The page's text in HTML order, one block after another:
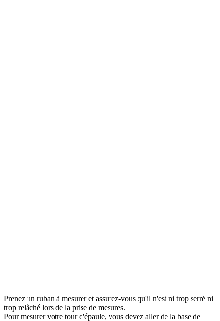
Prenez un ruban à mesurer et assurez-vous qu'il n'est ni trop serré ni
trop relâché lors de la prise de mesures.
Pour mesurer votre tour d'épaule, vous devez aller de la base de